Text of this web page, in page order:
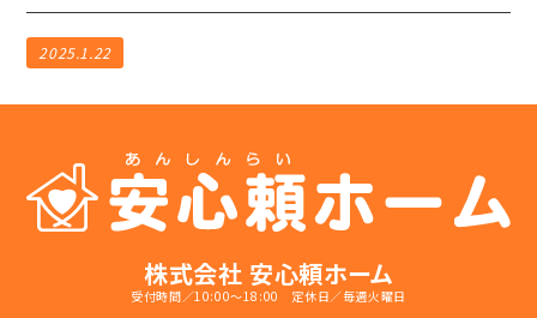
2025.1.22
株式会社 安心頼ホーム
受付時間／10:00～18:00 定休日／毎週火曜日